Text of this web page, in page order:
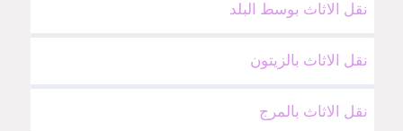
نقل الاثاث بوسط البلد
نقل الاثاث بالزيتون
نقل الاثاث بالمرج